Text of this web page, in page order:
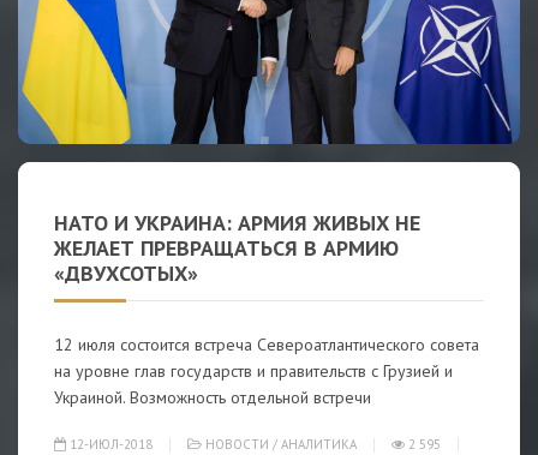
НАТО И УКРАИНА: АРМИЯ ЖИВЫХ НЕ
ЖЕЛАЕТ ПРЕВРАЩАТЬСЯ В АРМИЮ
«ДВУХСОТЫХ»
12 июля состоится встреча Североатлантического совета
на уровне глав государств и правительств с Грузией и
Украиной. Возможность отдельной встречи
12-ИЮЛ-2018 НОВОСТИ / АНАЛИТИКА 2 595